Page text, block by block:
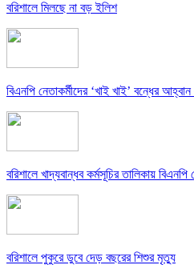
বরিশালে মিলছে না বড় ইলিশ
বিএনপি নেতাকর্মীদের ‘খাই খাই’ বন্ধের
বরিশালে খাদ্যবান্ধব কর্মসূচির তালিকায় বিএনপি
বরিশালে পুকুরে ডুবে দেড় বছরের শিশুর মৃত্যু